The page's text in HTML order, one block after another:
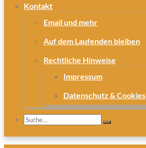
Kontakt
Email und mehr
Auf dem Laufenden bleiben
Rechtliche Hinweise
Impressum
Datenschutz & Cookies